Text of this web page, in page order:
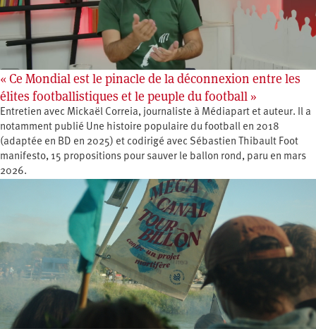
« Ce Mondial est le pinacle de la déconnexion entre les
élites footballistiques et le peuple du football »
Entretien avec Mickaël Correia, journaliste à Médiapart et auteur. Il a
notamment publié Une histoire populaire du football en 2018
(adaptée en BD en 2025) et codirigé avec Sébastien Thibault Foot
manifesto, 15 propositions pour sauver le ballon rond, paru en mars
2026.